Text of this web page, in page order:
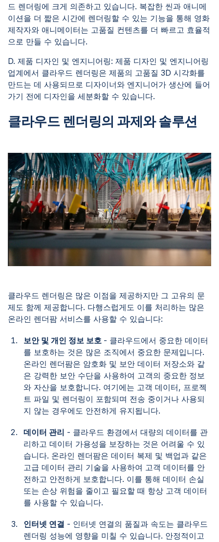
드 렌더링에 크게 의존하고 있습니다. 복잡한 씬과 애니메
이션을 더 짧은 시간에 렌더링할 수 있는 기능을 통해 영화
제작자와 애니메이터는 고품질 컨텐츠를 더 빠르고 효율적
으로 만들 수 있습니다.
D. 제품 디자인 및 엔지니어링: 제품 디자인 및 엔지니어링
업계에서 클라우드 렌더링은 제품의 고품질 3D 시각화를
만드는 데 사용되므로 디자이너와 엔지니어가 생산에 들어
가기 전에 디자인을 세분화할 수 있습니다.
클라우드 렌더링의 과제와 솔루션
클라우드 렌더링은 많은 이점을 제공하지만 그 고유의 문
제도 함께 제공합니다. 다행스럽게도 이를 처리하는 많은
온라인 렌더팜 서비스를 사용할 수 있습니다:
보안 및 개인 정보 보호 - 클라우드에서 중요한 데이터
를 보호하는 것은 많은 조직에서 중요한 문제입니다.
온라인 렌더팜은 암호화 및 보안 데이터 저장소와 같
은 강력한 보안 수단을 사용하여 고객의 중요한 정보
와 자산을 보호합니다. 여기에는 고객 데이터, 프로젝
트 파일 및 렌더링이 포함되며 전송 중이거나 사용되
지 않는 경우에도 안전하게 유지됩니다.
데이터 관리 - 클라우드 환경에서 대량의 데이터를 관
리하고 데이터 가용성을 보장하는 것은 어려울 수 있
습니다. 온라인 렌더팜은 데이터 복제 및 백업과 같은
고급 데이터 관리 기술을 사용하여 고객 데이터를 안
전하고 안전하게 보호합니다. 이를 통해 데이터 손실
또는 손상 위험을 줄이고 필요할 때 항상 고객 데이터
를 사용할 수 있습니다.
인터넷 연결 - 인터넷 연결의 품질과 속도는 클라우드
렌더링 성능에 영향을 미칠 수 있습니다. 안정적이고